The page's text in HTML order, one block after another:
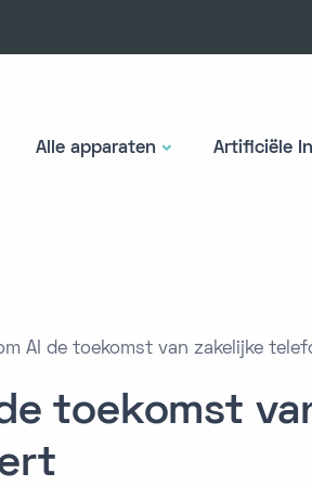
Alle apparaten Artificiële
AI de toekomst van zakelijke
toekomst